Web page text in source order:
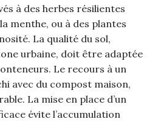
à des herbes résilientes
menthe, ou à des plantes
La qualité du sol,
urbaine, doit être adaptée
Le recours à un
avec du compost maison,
La mise en place d’un
évite l’accumulation